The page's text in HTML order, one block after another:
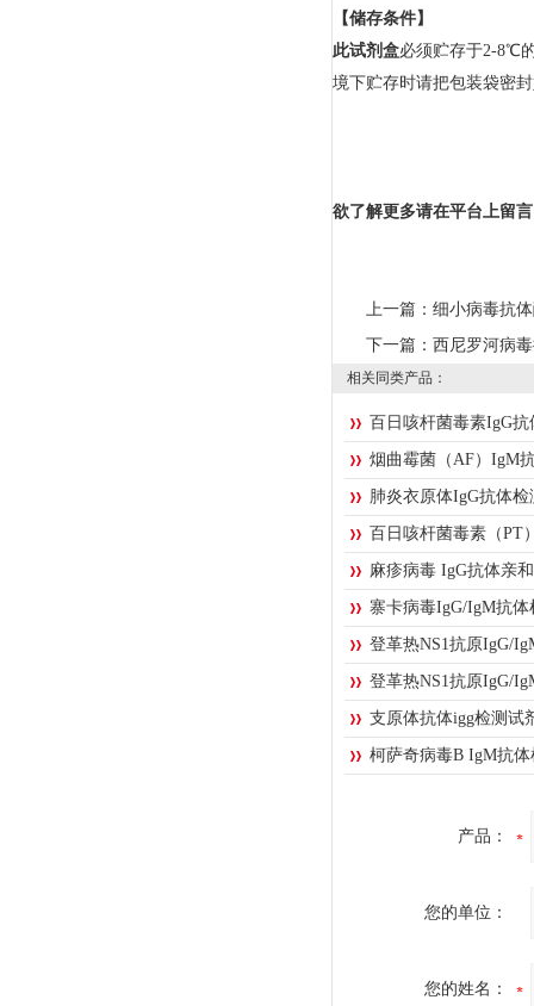
【储存条件】
此试剂盒必须贮存于2-8℃
境下贮存时请把包装袋密
欲了解更多请在平台上留
上一篇： 细小病毒抗
下一篇： 西尼罗河病
相关同类产品：
百日咳杆菌毒素IgG
烟曲霉菌（AF）IgM
肺炎衣原体IgG抗体
百日咳杆菌毒素（PT
麻疹病毒 IgG抗体亲
寨卡病毒IgG/IgM抗体
登革热NS1抗原IgG/
登革热NS1抗原IgG/
支原体抗体igg检测试
柯萨奇病毒B IgM抗
产品：
您的单位：
您的姓名：